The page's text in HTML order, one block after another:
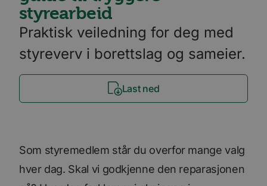
styrearbeid
Praktisk veiledning for deg med
styreverv i borettslag og sameier.
Last ned
Som styremedlem står du overfor mange valg
hver dag. Skal vi godkjenne den reparasjonen